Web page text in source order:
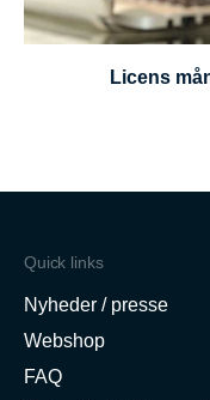
Licens
Quick links
Nyheder / presse
Webshop
FAQ